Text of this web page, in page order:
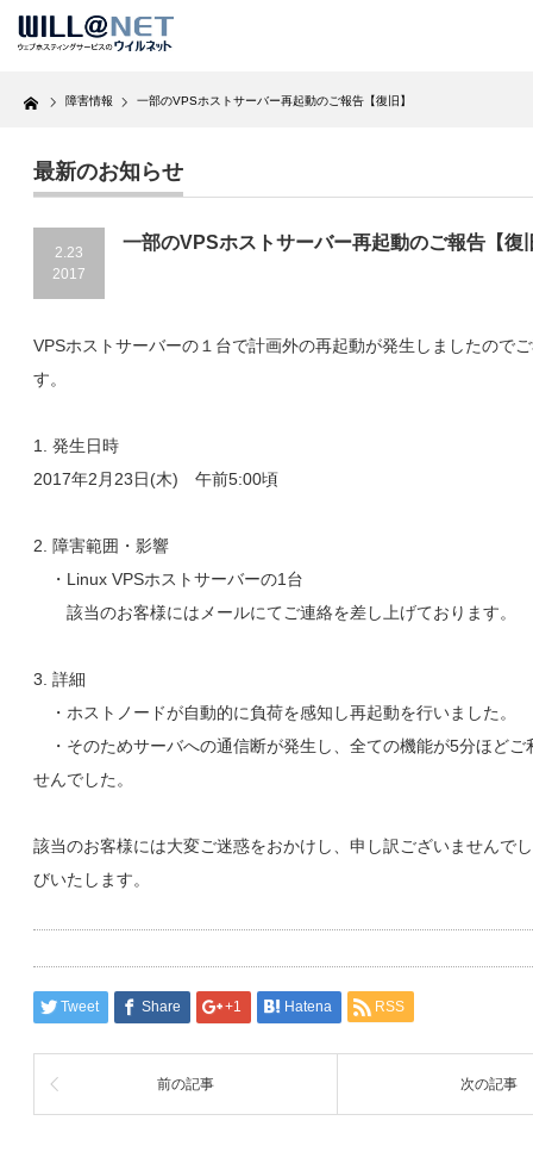
Home 障害情報 一部のVPSホストサーバー再起動のご報告【復旧】
最新のお知らせ
2.23
2017
一部のVPSホストサーバー再起動のご報告【復
VPSホストサーバーの１台で計画外の再起動が発生しましたので
す。
1. 発生日時
2017年2月23日(木) 午前5:00頃
2. 障害範囲・影響
・Linux VPSホストサーバーの1台
該当のお客様にはメールにてご連絡を差し上げております。
3. 詳細
・ホストノードが自動的に負荷を感知し再起動を行いました。
・そのためサーバへの通信断が発生し、全ての機能が5分ほどご
せんでした。
該当のお客様には大変ご迷惑をおかけし、申し訳ございませんで
びいたします。
Tweet Share +1 Hatena RSS
前の記事 次の記事